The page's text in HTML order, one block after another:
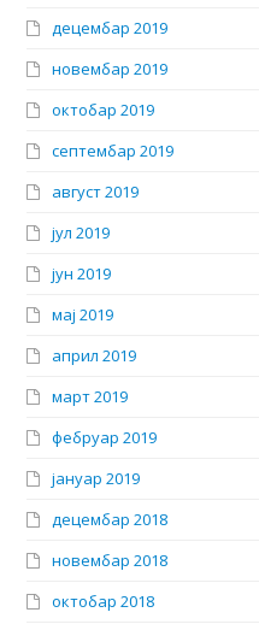
децембар 2019
новембар 2019
октобар 2019
септембар 2019
август 2019
јул 2019
јун 2019
мај 2019
април 2019
март 2019
фебруар 2019
јануар 2019
децембар 2018
новембар 2018
октобар 2018